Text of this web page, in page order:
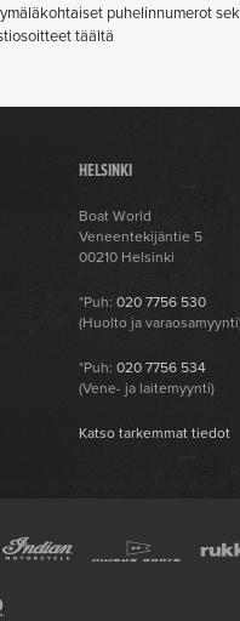
puhelinnumerot
täältä
HELSINKI
Boat World
Veneentekijäntie 5
00210 Helsinki
*Puh:020 7756 530
(Huolto ja
*Puh:020 7756 534
(Vene- ja laitemyynti)
Katso tarkemmat tiedot